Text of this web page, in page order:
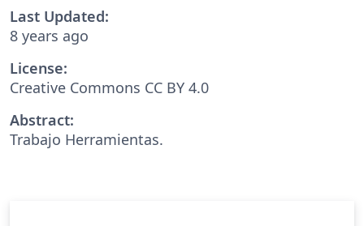
Last Updated:
8 years ago
License:
Creative Commons CC BY 4.0
Abstract:
Trabajo Herramientas.